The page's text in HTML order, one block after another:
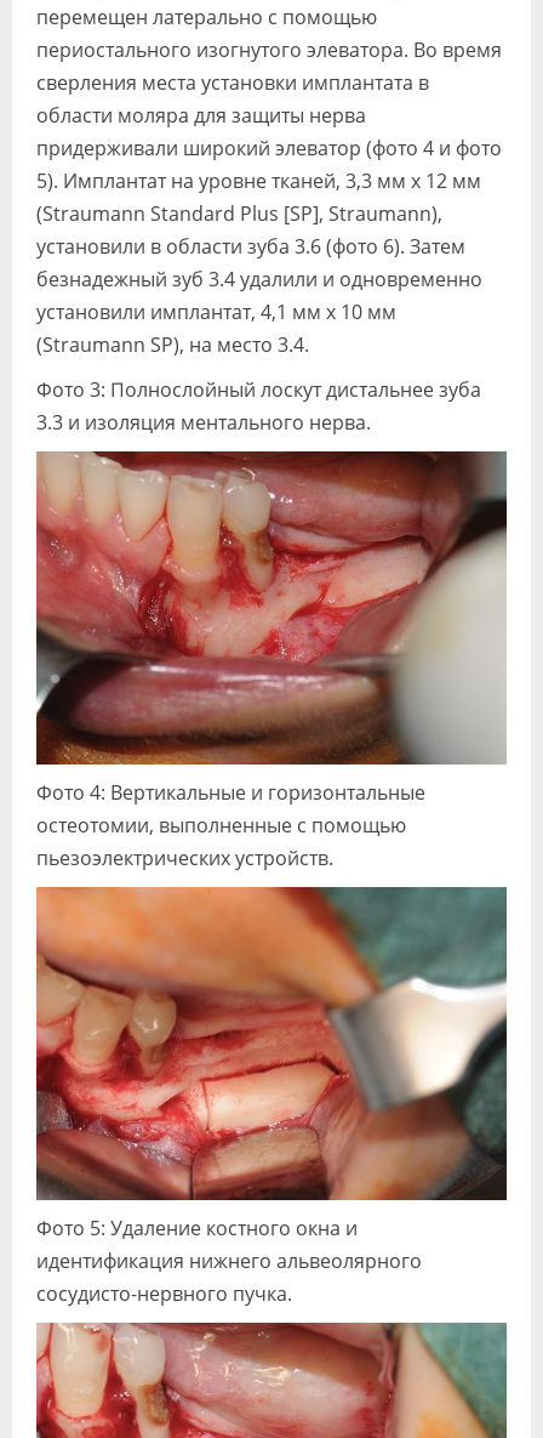
перемещен латерально с помощью
периостального изогнутого элеватора. Во время
сверления места установки имплантата в
области моляра для защиты нерва
придерживали широкий элеватор (фото 4 и фото
5). Имплантат на уровне тканей, 3,3 мм x 12 мм
(Straumann Standard Plus [SP], Straumann),
установили в области зуба 3.6 (фото 6). Затем
безнадежный зуб 3.4 удалили и одновременно
установили имплантат, 4,1 мм x 10 мм
(Straumann SP), на место 3.4.
Фото 3: Полнослойный лоскут дистальнее зуба
3.3 и изоляция ментального нерва.
Фото 4: Вертикальные и горизонтальные
остеотомии, выполненные с помощью
пьезоэлектрических устройств.
Фото 5: Удаление костного окна и
идентификация нижнего альвеолярного
сосудисто-нервного пучка.